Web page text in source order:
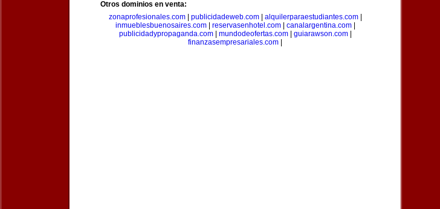
Otros dominios en venta:
zonaprofesionales.com| publicidadeweb.com| alquilerparaestudiantes.com|
inmueblesbuenosaires.com| reservasenhotel.com| canalargentina.com|
publicidadypropaganda.com| mundodeofertas.com| guiarawson.com|
finanzasempresariales.com